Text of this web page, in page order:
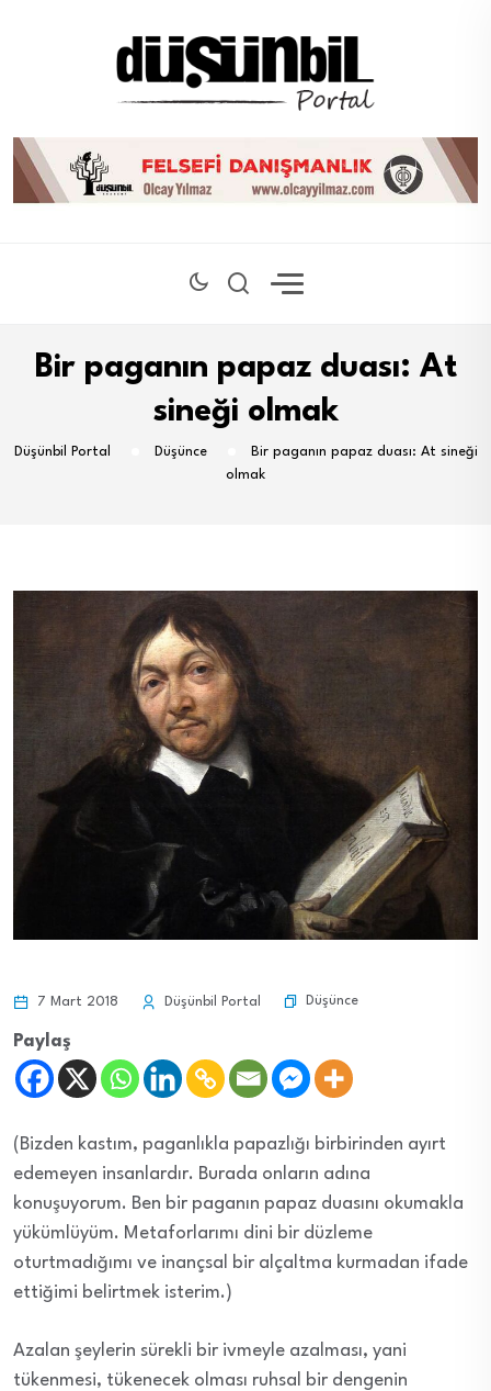
Bir paganın papaz duası: At
sineği olmak
Düşünbil Portal Düşünce
Bir paganın papaz duası: At sineği
olmak
7 Mart 2018 Düşünbil Portal Düşünce
Paylaş
(Bizden kastım, paganlıkla papazlığı birbirinden ayırt
edemeyen insanlardır. Burada onların adına
konuşuyorum. Ben bir paganın papaz duasını okumakla
yükümlüyüm. Metaforlarımı dini bir düzleme
oturtmadığımı ve inançsal bir alçaltma kurmadan ifade
ettiğimi belirtmek isterim.)
Azalan şeylerin sürekli bir ivmeyle azalması, yani
tükenmesi, tükenecek olması ruhsal bir dengenin